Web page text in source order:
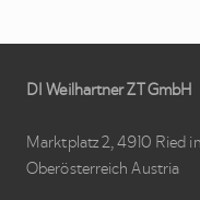
Site
DI Weilhartner ZT GmbH
Marktplatz 2, 4910 Ried
Oberösterreich Austria